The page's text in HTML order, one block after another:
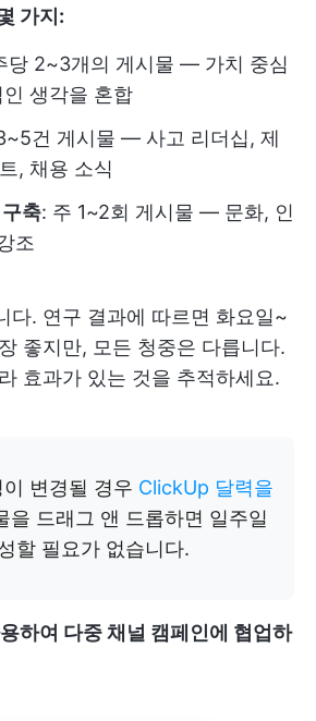
가지:
당 2~3개의 게시물 — 가치 중심
생각을 혼합
건 게시물 — 사고 리더십, 제
, 채용 소식
축: 주 1~2회 게시물 — 문화, 인
조
다. 연구 결과에 따르면 화요일~
좋지만, 모든 청중은 다릅니다.
효과가 있는 것을 추적하세요.
이 변경될 경우 ClickUp 달력을
을 드래그 앤 드롭하면 일주일
할 필요가 없습니다.
하여 다중 채널 캠페인에 협업하